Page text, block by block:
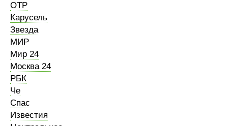
ОТР
Карусель
Звезда
МИР
Мир 24
Москва 24
РБК
Че
Спас
Известия